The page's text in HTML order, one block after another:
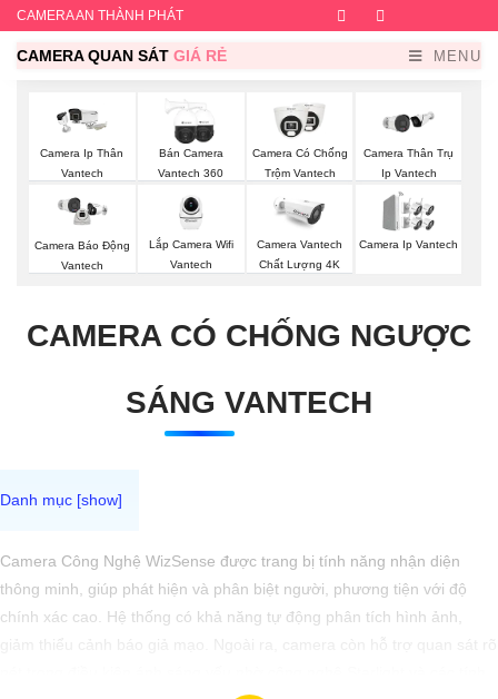
CAMERA AN THÀNH PHÁT Facebook
CAMERA QUAN SÁT GIÁ RẺ MENU
Camera Ip Thân
Vantech
Bán Camera
Vantech 360
Camera Có Chống
Trộm Vantech
Camera Thân Trụ
Ip Vantech
Camera Báo Động
Vantech
Lắp Camera Wifi
Vantech
Camera Vantech
Chất Lượng 4K
Camera Ip Vantech
CAMERA CÓ CHỐNG NGƯỢC
SÁNG VANTECH
Camera Công Nghệ WizSense được trang bị tính năng nhận diện
thông minh, giúp phát hiện và phân biệt người, phương tiện với độ
chính xác cao. Hệ thống có khả năng tự động phân tích hình ảnh,